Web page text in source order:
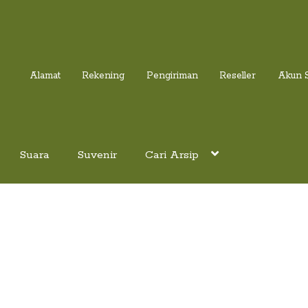
Alamat Rekening Pengiriman Reseller Akun
Suara Suvenir Cari Arsip